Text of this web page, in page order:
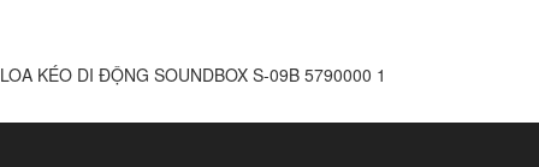
LOA KÉO DI ĐỘNG SOUNDBOX S-09B 5790000 1